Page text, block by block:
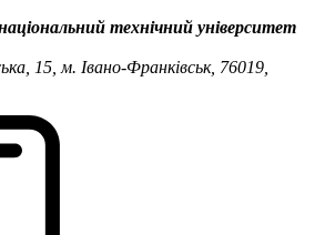
технічний університет
15, м. Івано-Франківськ, 76019,